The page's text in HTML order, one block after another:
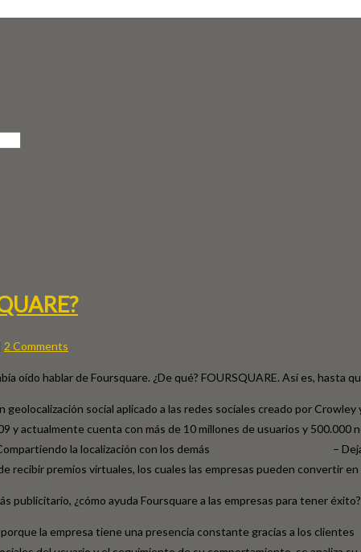
2 Comments
oído hablar de Foursquare. ¿De qué? FOURSQUARE. Así es,
geolocalización social aplicado a las redes sociales creado por
y actualmente cuenta con más de 10 millones de usuarios y
la localización con los demás – Dejando
recibir premios virtuales, los cuales las empresas pueden convertir
publicitario, ¿cómo ayuda Foursquare a las empresas para tener éxito?
la empresa tiene una presencia constante gracias a los clientes